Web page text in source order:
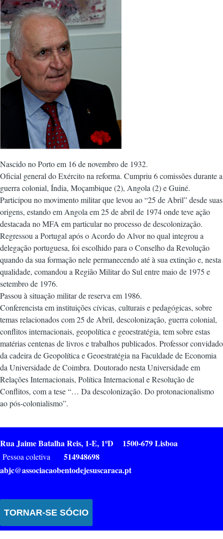
Nascido no Porto em 16 de novembro de 1932.
Oficial general do Exército na reforma. Cumpriu 6 comissões durante a
guerra colonial, Índia, Moçambique (2), Angola (2) e Guiné.
Participou no movimento militar que levou ao “25 de Abril” desde suas
origens, estando em Angola em 25 de abril de 1974 onde teve ação
destacada no MFA em particular no processo de descolonização.
Regressou a Portugal após o Acordo do Alvor no qual integrou a
delegação portuguesa, foi escolhido para o Conselho da Revolução
quando da sua formação nele permanecendo até à sua extinção e, nesta
qualidade, comandou a Região Militar do Sul entre maio de 1975 e
setembro de 1976.
Passou à situação militar de reserva em 1986.
Conferencista em instituições cívicas, culturais e pedagógicas, sobre
temas relacionados com 25 de Abril, descolonização, guerra colonial,
conflitos internacionais, geopolítica e geoestratégia, tem sobre estas
matérias centenas de livros e trabalhos publicados. Professor convidado
da cadeira de Geopolítica e Geoestratégia na Faculdade de Economia
da Universidade de Coimbra. Doutorado nesta Universidade em
Relações Internacionais, Política Internacional e Resolução de
Conflitos, com a tese “… Da descolonização. Do protonacionalismo
ao pós-colonialismo”.
Rua Jaime Batalha Reis, 1-E, 1ºD 1500-679 Lisboa
Pessoa coletiva 514948698
abjc@associacaobentodejesuscaraca.pt
TORNAR-SE SÓCIO